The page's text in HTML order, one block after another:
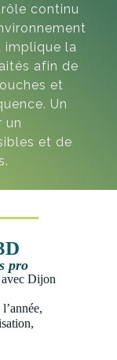
continu
implique la
afin de
et
Un
un
et de
pro
avec Dijon